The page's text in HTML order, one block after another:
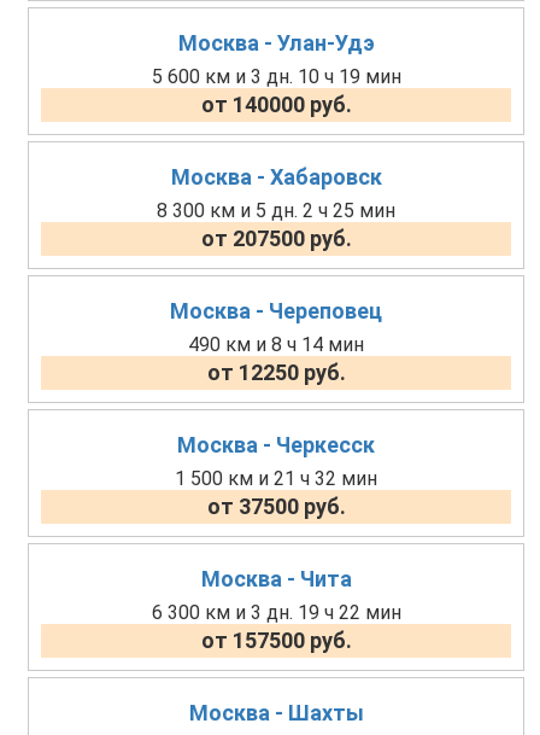
Москва - Улан-Удэ
5 600 км и 3 дн. 10 ч 19 мин
от 140000 руб.
Москва - Хабаровск
8 300 км и 5 дн. 2 ч 25 мин
от 207500 руб.
Москва - Череповец
490 км и 8 ч 14 мин
от 12250 руб.
Москва - Черкесск
1 500 км и 21 ч 32 мин
от 37500 руб.
Москва - Чита
6 300 км и 3 дн. 19 ч 22 мин
от 157500 руб.
Москва - Шахты